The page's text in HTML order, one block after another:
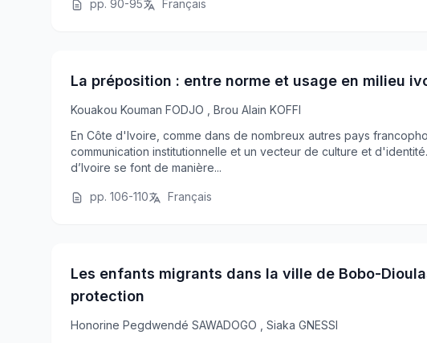
pp. 90-95 Français
La préposition : entre norme et usage en milieu
Kouakou Kouman FODJO
Brou Alain KOFFI
En Côte d'Ivoire, comme dans de nombreux autres pays
communication institutionnelle et un vecteur de culture et
d’Ivoire se font de manière...
pp. 106-110 Français
Les enfants migrants dans la ville de Bobo-
protection
Honorine Pegdwendé SAWADOGO
Siaka GNESSI